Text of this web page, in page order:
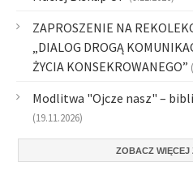
ZAPROSZENIE NA
„DIALOG DROGĄ
ŻYCIA KONSEKROWANEGO”
Modlitwa "Ojcze nasz" –
(19.11.2026)
ZOBACZ WIĘCEJ